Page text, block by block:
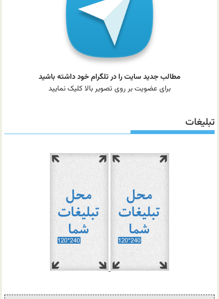
مطالب جدید سایت را در تلگرام خود داشته باشید
برای عضویت بر روی تصویر بالا کلیک نمایید
تبلیغات